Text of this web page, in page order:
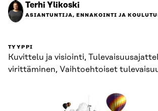
Terhi Ylikoski
ASIANTUNTIJA, ENNAKOINTI JA
TYYPPI
Kuvittelu ja visiointi,
virittäminen, Vaihtoehtoiset